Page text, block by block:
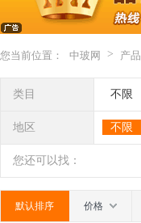
您当前位置： 中玻网 > 产品
类目 不限
热熔炉
地区 不限
您还可以找：
默认排序 价格